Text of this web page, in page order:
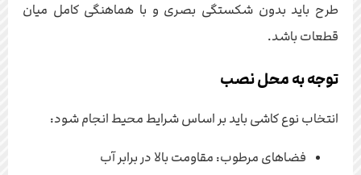
طرح باید بدون شکستگی بصری و با هماهنگی کامل میان
قطعات باشد.
توجه به محل نصب
انتخاب نوع کاشی باید بر اساس شرایط محیط انجام شود:
فضاهای مرطوب: مقاومت بالا در برابر آب